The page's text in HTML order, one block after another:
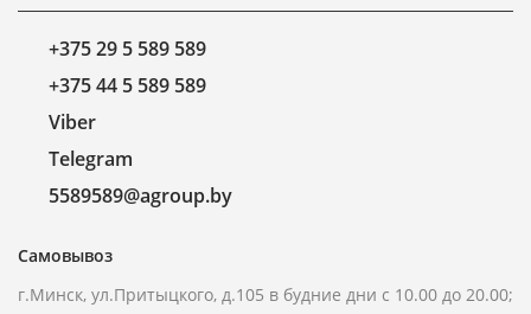
+375 29 5 589 589
+375 44 5 589 589
Viber
Telegram
5589589@agroup.by
Самовывоз
г.Минск, ул.Притыцкого, д.105 в будние дни с 10.00 до 20.00;